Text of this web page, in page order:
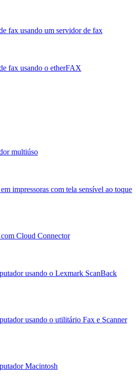
fax usando um servidor de fax
fax usando o etherFAX
multiúso
impressoras com tela sensível ao toque
Cloud Connector
usando o Lexmark ScanBack
usando o utilitário Fax e Scanner
Macintosh